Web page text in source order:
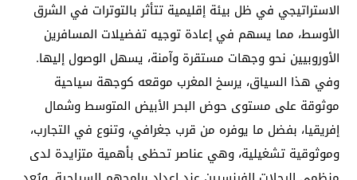
الاستراتيجي في ظل بيئة إقليمية تتأثر بالتوترات في الشرق
الأوسط، مما يسهم في إعادة توجيه تفضيلات المسافرين
الأوروبيين نحو وجهات مستقرة وآمنة، يسهل الوصول إليها.
وفي هذا السياق، يرسخ المغرب موقعه كوجهة سياحية
موثوقة على مستوى حوض البحر الأبيض المتوسط وشمال
إفريقيا، بفضل ما يوفره من قرب جغرافي، وتنوع في التجارب،
وموثوقية تشغيلية، وهي عناصر تحظى بأهمية متزايدة لدى